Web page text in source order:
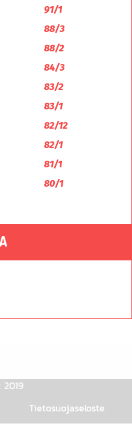
91/1
88/3
88/2
84/3
83/2
83/1
82/12
82/1
81/1
80/1
Tietosuojaseloste